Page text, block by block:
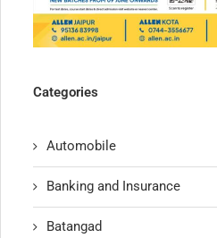
Categories
Automobile
Banking and Insurance
Batangad